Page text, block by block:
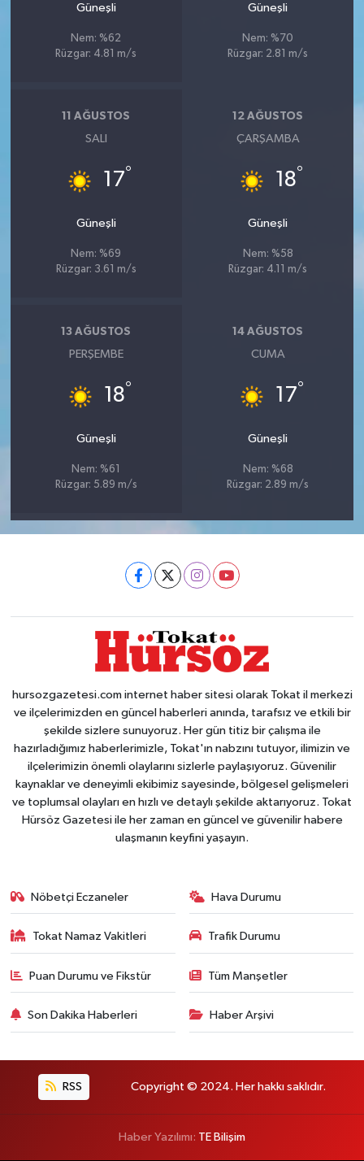
Güneşli
Nem: %62
Rüzgar: 4.81 m/s
Güneşli
Nem: %70
Rüzgar: 2.81 m/s
11 AĞUSTOS
SALI
17°
Güneşli
Nem: %69
Rüzgar: 3.61 m/s
12 AĞUSTOS
ÇARŞAMBA
18°
Güneşli
Nem: %58
Rüzgar: 4.11 m/s
13 AĞUSTOS
PERŞEMBE
18°
Güneşli
Nem: %61
Rüzgar: 5.89 m/s
14 AĞUSTOS
CUMA
17°
Güneşli
Nem: %68
Rüzgar: 2.89 m/s
hursozgazetesi.com internet haber sitesi olarak Tokat il merkezi
ve ilçelerimizden en güncel haberleri anında, tarafsız ve etkili bir
şekilde sizlere sunuyoruz. Her gün titiz bir çalışma ile
hazırladığımız haberlerimizle, Tokat'ın nabzını tutuyor, ilimizin ve
ilçelerimizin önemli olaylarını sizlerle paylaşıyoruz. Güvenilir
kaynaklar ve deneyimli ekibimiz sayesinde, bölgesel gelişmeleri
ve toplumsal olayları en hızlı ve detaylı şekilde aktarıyoruz. Tokat
Hürsöz Gazetesi ile her zaman en güncel ve güvenilir habere
ulaşmanın keyfini yaşayın.
Nöbetçi Eczaneler Hava Durumu
Tokat Namaz Vakitleri Trafik Durumu
Puan Durumu ve Fikstür Tüm Manşetler
Son Dakika Haberleri Haber Arşivi
RSS Copyright © 2024. Her hakkı saklıdır.
Haber Yazılımı: TE Bilişim